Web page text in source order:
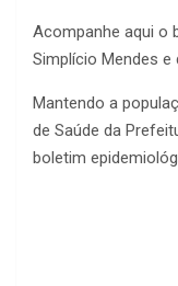
Acompanhe aqui o
Simplício Mendes
Mantendo a
de Saúde da
boletim